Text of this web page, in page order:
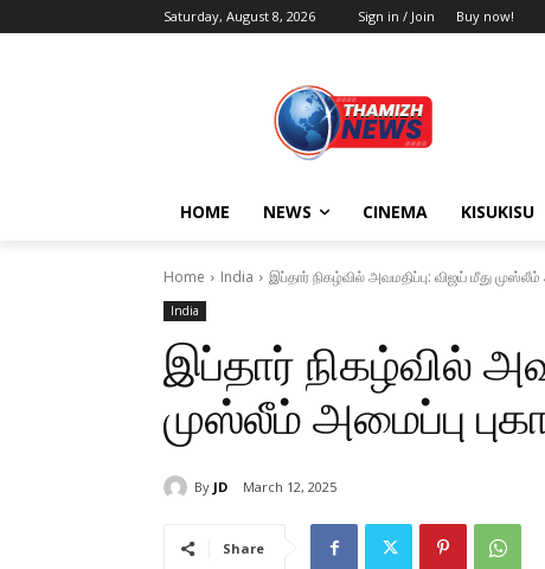
Saturday, August 8, 2026 Sign in / Join Buy now!
HOME NEWS CINEMA KISUKISU
Home India இப்தார் நிகழ்வில் அவமதிப்பு: விஜய் மீது முஸ்லீம்
India
இப்தார் நிகழ்வில்
முஸ்லீம் அமைப்பு
By JD March 12, 2025
Share